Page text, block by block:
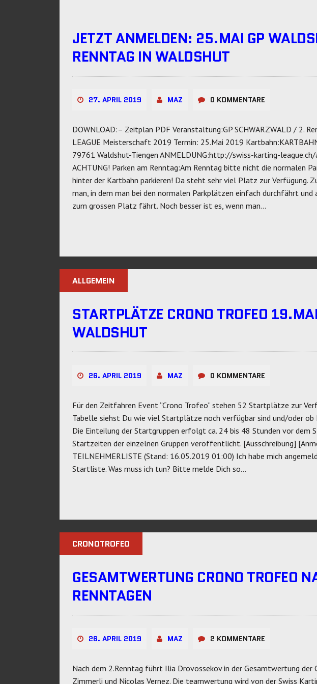
JETZT ANMELDEN: 25.MAI GP
RENNTAG IN WALDSHUT
27. APRIL 2019 MAZ 0 KOMMENTARE
DOWNLOAD:– Zeitplan PDF Veranstaltung:GP SCHWARZWALD / 2.
LEAGUE Meisterschaft 2019 Termin: 25.Mai 2019
79761 Waldshut-Tiengen ANMELDUNG:http://swiss-karting-
ACHTUNG! Parken am Renntag:Am Renntag bitte nicht die normalen
hinter der Kartbahn parkieren! Da steht sehr viel Platz zur Verfügung.
man, in dem man bei den normalen Parkplätzen einfach durchfährt und
zum grossen Platz fährt. Noch besser ist es, wenn man…
ALLGEMEIN
STARTPLÄTZE CRONO TROFEO
WALDSHUT
26. APRIL 2019 MAZ 0 KOMMENTARE
Für den Zeitfahren Event “Crono Trofeo” stehen 52 Startplätze zur
Tabelle siehst Du wie viel Startplätze noch verfügbar sind und/oder
Die Einteilung der Startgruppen erfolgt ca. 24 bis 48 Stunden vor dem
Startzeiten der einzelnen Gruppen veröffentlicht. [Ausschreibung]
TEILNEHMERLISTE (Stand: 16.05.2019 01:00) Ich habe mich
Startliste. Was muss ich tun? Bitte melde Dich so…
CRONOTROFEO
GESAMTWERTUNG CRONO TROFEO
RENNTAGEN
26. APRIL 2019 MAZ 2 KOMMENTARE
Nach dem 2.Renntag führt Ilia Drovossekov in der Gesamtwertung
Zimmerli und Nicolas Vernez. Die teamwertung wird von der Swiss